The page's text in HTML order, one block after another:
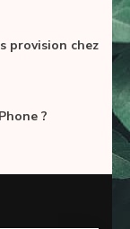
provision chez
?